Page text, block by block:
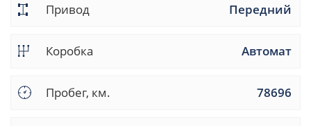
Привод Передний
Коробка Автомат
Пробег, км. 78696